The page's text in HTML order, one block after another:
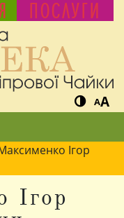
ПОСЛУГИ
AA
Ігор
Ігор